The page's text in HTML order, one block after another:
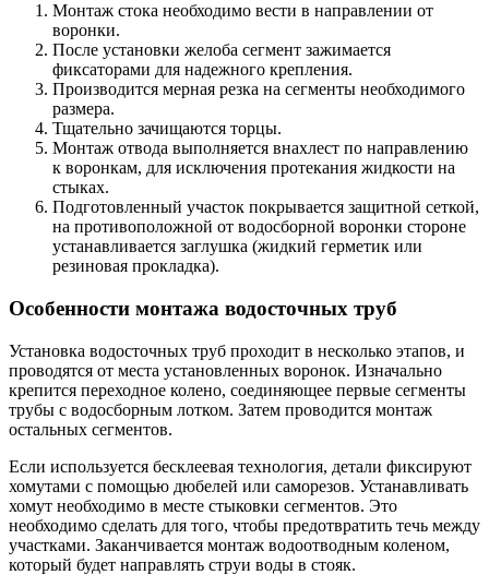
Монтаж стока необходимо вести в направлении от
воронки.
После установки желоба сегмент зажимается
фиксаторами для надежного крепления.
Производится мерная резка на сегменты необходимого
размера.
Тщательно зачищаются торцы.
Монтаж отвода выполняется внахлест по направлению
к воронкам, для исключения протекания жидкости на
стыках.
Подготовленный участок покрывается защитной сеткой,
на противоположной от водосборной воронки стороне
устанавливается заглушка (жидкий герметик или
резиновая прокладка).
Особенности монтажа водосточных труб
Установка водосточных труб проходит в несколько этапов, и
проводятся от места установленных воронок. Изначально
крепится переходное колено, соединяющее первые сегменты
трубы с водосборным лотком. Затем проводится монтаж
остальных сегментов.
Если используется бесклеевая технология, детали фиксируют
хомутами с помощью дюбелей или саморезов. Устанавливать
хомут необходимо в месте стыковки сегментов. Это
необходимо сделать для того, чтобы предотвратить течь между
участками. Заканчивается монтаж водоотводным коленом,
который будет направлять струи воды в стояк.